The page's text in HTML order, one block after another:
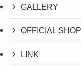
GALLERY
OFFICIAL SHOP
LINK